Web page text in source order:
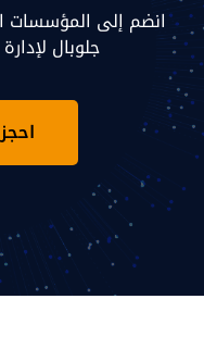
انضم إلى المؤسسات
جلوبال